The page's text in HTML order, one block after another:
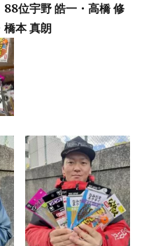
野 皓一・高橋 修
真朗